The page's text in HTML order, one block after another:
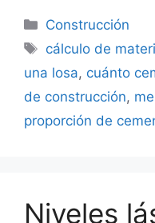
Categorías
Construcción
Etiquetas
cálculo de
una losa, cuánto
de construcción,
proporción de
Niveles